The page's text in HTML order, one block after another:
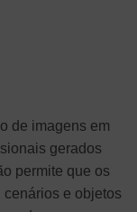
de imagens em
gerados
permite que os
e objetos